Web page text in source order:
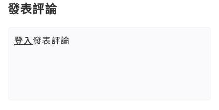
發表評論
登入發表評論